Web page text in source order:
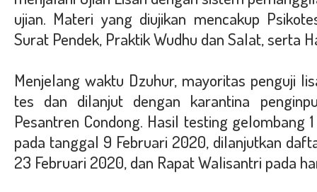
ujian. Materi yang diujikan mencakup
Surat Pendek, Praktik Wudhu dan Salat, serta
Menjelang waktu Dzuhur, mayoritas penguji
tes dan dilanjut dengan karantina
Pesantren Condong. Hasil testing gelombang
pada tanggal 9 Februari 2020, dilanjutkan
23 Februari 2020, dan Rapat Walisantri pada